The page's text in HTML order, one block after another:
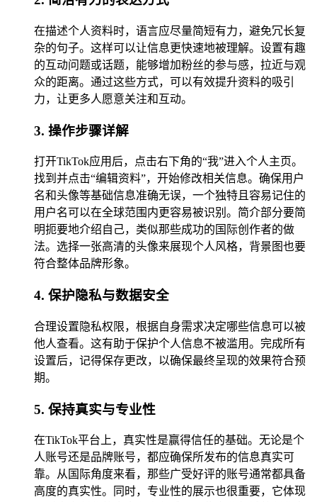
在描述个人资料时，语言应尽量简短有力，避免冗长复
杂的句子。这样可以让信息更快速地被理解。设置有趣
的互动问题或话题，能够增加粉丝的参与感，拉近与观
众的距离。通过这些方式，可以有效提升资料的吸引
力，让更多人愿意关注和互动。
3. 操作步骤详解
打开TikTok应用后，点击右下角的“我”进入个人主页。
找到并点击“编辑资料”，开始修改相关信息。确保用户
名和头像等基础信息准确无误，一个独特且容易记住的
用户名可以在全球范围内更容易被识别。简介部分要简
明扼要地介绍自己，类似那些成功的国际创作者的做
法。选择一张高清的头像来展现个人风格，背景图也要
符合整体品牌形象。
4. 保护隐私与数据安全
合理设置隐私权限，根据自身需求决定哪些信息可以被
他人查看。这有助于保护个人信息不被滥用。完成所有
设置后，记得保存更改，以确保最终呈现的效果符合预
期。
5. 保持真实与专业性
在TikTok平台上，真实性是赢得信任的基础。无论是个
人账号还是品牌账号，都应确保所发布的信息真实可
靠。从国际角度来看，那些广受好评的账号通常都具备
高度的真实性。同时，专业性的展示也很重要，它体现